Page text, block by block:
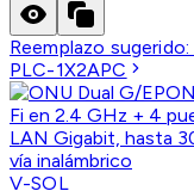
Reemplazo sugerido:
PLC-1X2APC
V-SOL